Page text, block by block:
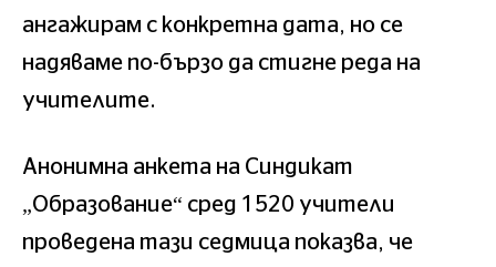
ангажирам с конкретна дата, но се
надяваме по-бързо да стигне реда на
учителите.
Анонимна анкета на Синдикат
„Образование“ сред 1520 учители
проведена тази седмица показва, че